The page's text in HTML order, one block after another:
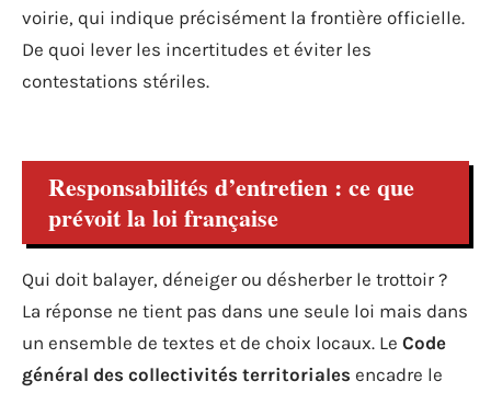
voirie, qui indique précisément la frontière officielle.
De quoi lever les incertitudes et éviter les
contestations stériles.
Responsabilités d’entretien : ce que
prévoit la loi française
Qui doit balayer, déneiger ou désherber le trottoir ?
La réponse ne tient pas dans une seule loi mais dans
un ensemble de textes et de choix locaux. Le Code
général des collectivités territoriales encadre le